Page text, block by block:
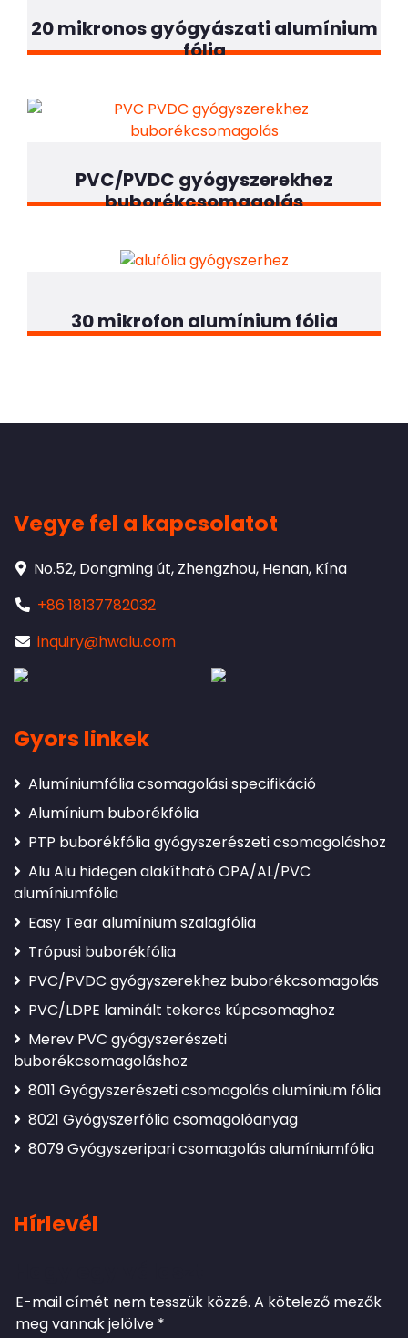
20 mikronos gyógyászati ​​alumínium
fólia
PVC/PVDC gyógyszerekhez
buborékcsomagolás
30 mikrofon alumínium fólia
Vegye fel a kapcsolatot
No.52, Dongming út, Zhengzhou, Henan, Kína
+86 18137782032
inquiry@hwalu.com
Gyors linkek
Alumíniumfólia csomagolási specifikáció
Alumínium buborékfólia
PTP buborékfólia gyógyszerészeti csomagoláshoz
Alu Alu hidegen alakítható OPA/AL/PVC
alumíniumfólia
Easy Tear alumínium szalagfólia
Trópusi buborékfólia
PVC/PVDC gyógyszerekhez buborékcsomagolás
PVC/LDPE laminált tekercs kúpcsomaghoz
Merev PVC gyógyszerészeti
buborékcsomagoláshoz
8011 Gyógyszerészeti csomagolás alumínium fólia
8021 Gyógyszerfólia csomagolóanyag
8079 Gyógyszeripari csomagolás alumíniumfólia
Hírlevél
E-mail címét nem tesszük közzé. A kötelező mezők
meg vannak jelölve *